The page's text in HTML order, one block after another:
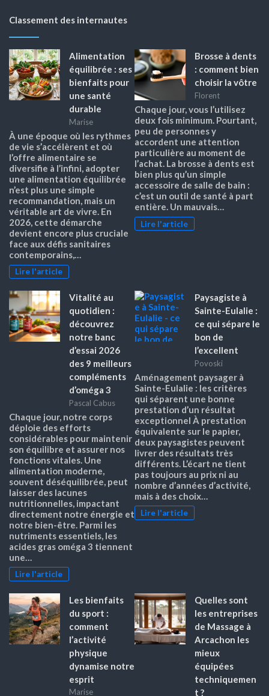
Classement des internautes
Alimentation
équilibrée : ses
bienfaits pour
une santé
durable
Marise
À une époque où les rythmes
de vie s’accélèrent et où
l’offre alimentaire se
diversifie à l’infini, adopter
une alimentation équilibrée
n’est plus une simple
recommandation, mais un
véritable art de vivre. En
2026, cette démarche
devient encore plus cruciale
face aux défis sanitaires
contemporains,…
Lire l'article
Brosse à dents
: comment bien
choisir la vôtre
Florent
Chaque jour, vous l’utilisez
deux fois minimum. Pourtant,
peu de personnes y
accordent une attention
particulière au moment de
l’achat. La brosse à dents est
bien plus qu’un simple
accessoire de salle de bain :
c’est un outil de santé à part
entière. Un mauvais…
Lire l'article
Vitalité au
quotidien :
découvrez
notre banc
d’essai 2026
des 9 meilleurs
compléments
d’oméga 3
Pascal Cabus
Chaque jour, notre corps
déploie des efforts
considérables pour maintenir
son équilibre et assurer nos
fonctions vitales. Une
alimentation moderne,
souvent déséquilibrée, peut
laisser des lacunes
nutritionnelles, impactant
directement notre énergie et
notre bien-être. Parmi les
nutriments essentiels, les
acides gras oméga 3 tiennent
une…
Lire l'article
Paysagiste à
Sainte-Eulalie :
ce qui sépare le
bon de
l’excellent
Povoski
Aménagement paysager à
Sainte-Eulalie : les critères
qui séparent une bonne
prestation d’un résultat
exceptionnel À prestation
équivalente sur le papier,
deux paysagistes peuvent
livrer des résultats très
différents. L’écart ne tient
pas toujours au prix ni au
nombre d’années d’activité,
mais à des choix…
Lire l'article
Les bienfaits
du sport :
comment
l’activité
physique
dynamise notre
esprit
Marise
Quelles sont
les entreprises
de Massage à
Arcachon les
mieux
équipées
techniquemen
t ?